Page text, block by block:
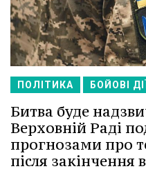
ПОЛІТИКА БОЙОВІ ДІЇ
Битва буде
Верховній Раді
прогнозами про
після закінчення